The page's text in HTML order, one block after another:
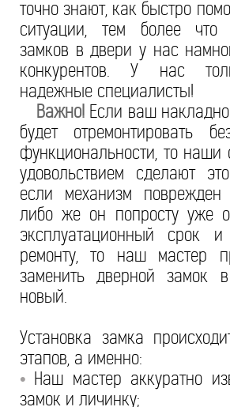
точно знают, как быстро
ситуации, тем более
замков в двери у нас
конкурентов. У нас
надежные специалисты!
Важно! Если ваш
будет отремонтировать
функциональности, то наши
удовольствием сделают
если механизм поврежден
либо же он попросту уже
эксплуатационный срок
ремонту, то наш мастер
заменить дверной замок
новый.
Установка замка
этапов, а именно:
• Наш мастер аккуратно
замок и личинку;